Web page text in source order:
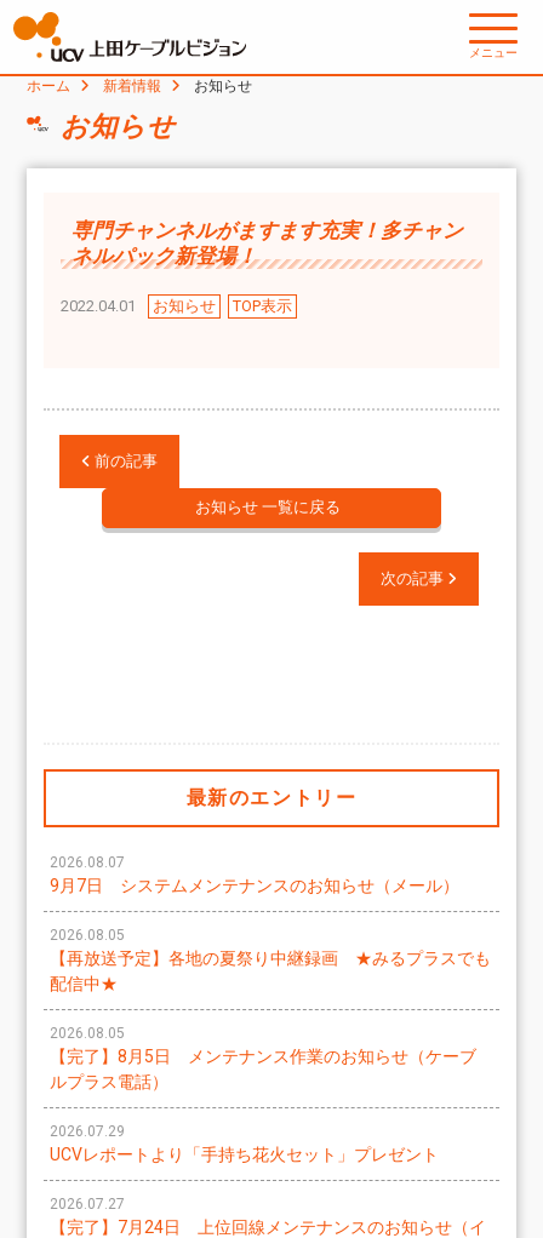
メニュー
ホーム 新着情報 お知らせ
お知らせ
専門チャンネルがますます充実！多チャン
ネルパック新登場！
2022.04.01 お知らせ TOP表示
前の記事
お知らせ 一覧に戻る
次の記事
最新のエントリー
2026.08.07
9月7日 システムメンテナンスのお知らせ（メール）
2026.08.05
【再放送予定】各地の夏祭り中継録画 ★みるプラスでも
配信中★
2026.08.05
【完了】8月5日 メンテナンス作業のお知らせ（ケーブ
ルプラス電話）
2026.07.29
UCVレポートより「手持ち花火セット」プレゼント
2026.07.27
【完了】7月24日 上位回線メンテナンスのお知らせ（イ